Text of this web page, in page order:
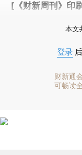
[《财新周刊》印
本文
登录
财新通
可畅读